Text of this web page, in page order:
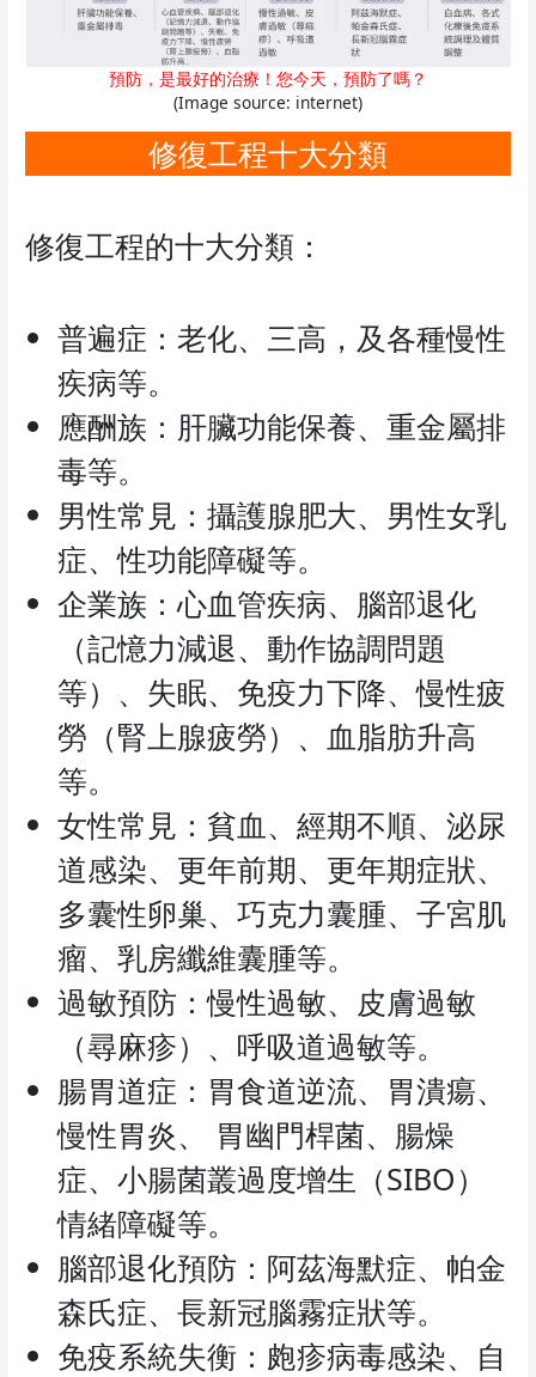
預防，是最好的治療！您今天，預防了嗎？
(Image source: internet)
修復工程十大分類
修復工程的十大分類：
普遍症：老化、三高，及各種慢性
疾病等。
應酬族：肝臟功能保養、重金屬排
毒等。
男性常見：攝護腺肥大、男性女乳
症、性功能障礙等。
企業族：心血管疾病、腦部退化
（記憶力減退、動作協調問題
等）、失眠、免疫力下降、慢性疲
勞（腎上腺疲勞）、血脂肪升高
等。
女性常見：貧血、經期不順、泌尿
道感染、更年前期、更年期症狀、
多囊性卵巢、巧克力囊腫、子宮肌
瘤、乳房纖維囊腫等。
過敏預防：慢性過敏、皮膚過敏
（尋麻疹）、呼吸道過敏等。
腸胃道症：胃食道逆流、胃潰瘍、
慢性胃炎、 胃幽門桿菌、腸燥
症、小腸菌叢過度增生（SIBO）
情緒障礙等。
腦部退化預防：阿茲海默症、帕金
森氏症、長新冠腦霧症狀等。
免疫系統失衡：皰疹病毒感染、自